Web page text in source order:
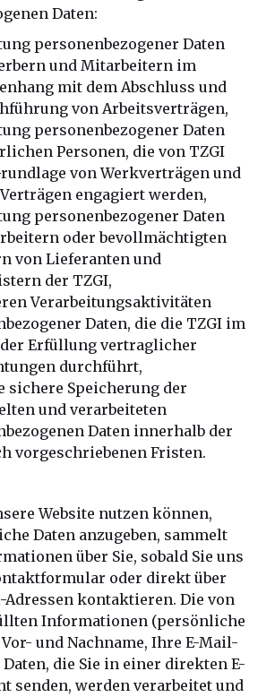
Daten:
personenbezogener Daten
und Mitarbeitern im
mit dem Abschluss und
von Arbeitsverträgen,
personenbezogener Daten
Personen, die von TZGI
von Werkverträgen und
engagiert werden,
personenbezogener Daten
oder bevollmächtigten
von Lieferanten und
der TZGI,
Verarbeitungsaktivitäten
Daten, die die TZGI im
Erfüllung vertraglicher
durchführt,
sichere Speicherung der
und verarbeiteten
Daten innerhalb der
vorgeschriebenen Fristen.
Website nutzen können,
Daten anzugeben, sammelt
über Sie, sobald Sie uns
oder direkt über
Adressen kontaktieren. Die von
Informationen (persönliche
und Nachname, Ihre E-Mail-
Daten, die Sie in einer direkten E-
senden, werden verarbeitet und